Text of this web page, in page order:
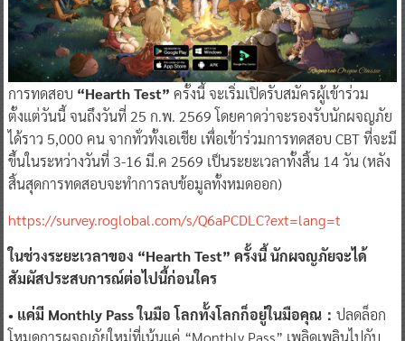
การทดสอบ “Hearth Test” ครั้งนี้ จะเริ่มเปิดรับสมัครผู้เข้าร่วม
ตั้งแต่วันนี้ จนถึงวันที่ 25 ก.พ. 2569 โดยคาดว่าจะรองรับนักผจญภัย
ได้ราว 5,000 คน จากทั่วทั้งเอเชีย เพื่อเข้าร่วมการทดสอบ CBT ที่จะมี
ขึ้นในระหว่างวันที่ 3-16 มี.ค 2569 เป็นระยะเวลาทั้งสิ้น 14 วัน (หลัง
สิ้นสุดการทดสอบจะทำการลบข้อมูลทั้งหมดออก)
https://survey.roglobal.com/s/Q6aPCDLC?ext=lang=t
ในช่วงระยะเวลาของ “Hearth Test” ครั้งนี้ นักผจญภัยจะได้
สัมผัสประสบการณ์ต่อไปนี้ก่อนใคร
• แค่มี Monthly Pass ในมือ โลกทั้งโลกก็อยู่ในมือคุณ： ปลดล็อก
โหมดการผจญภัยใหม่ที่เน้นแค่ “Monthly Pass” เพลิดเพลินไปกับ